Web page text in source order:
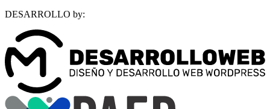
DESARROLLO by: